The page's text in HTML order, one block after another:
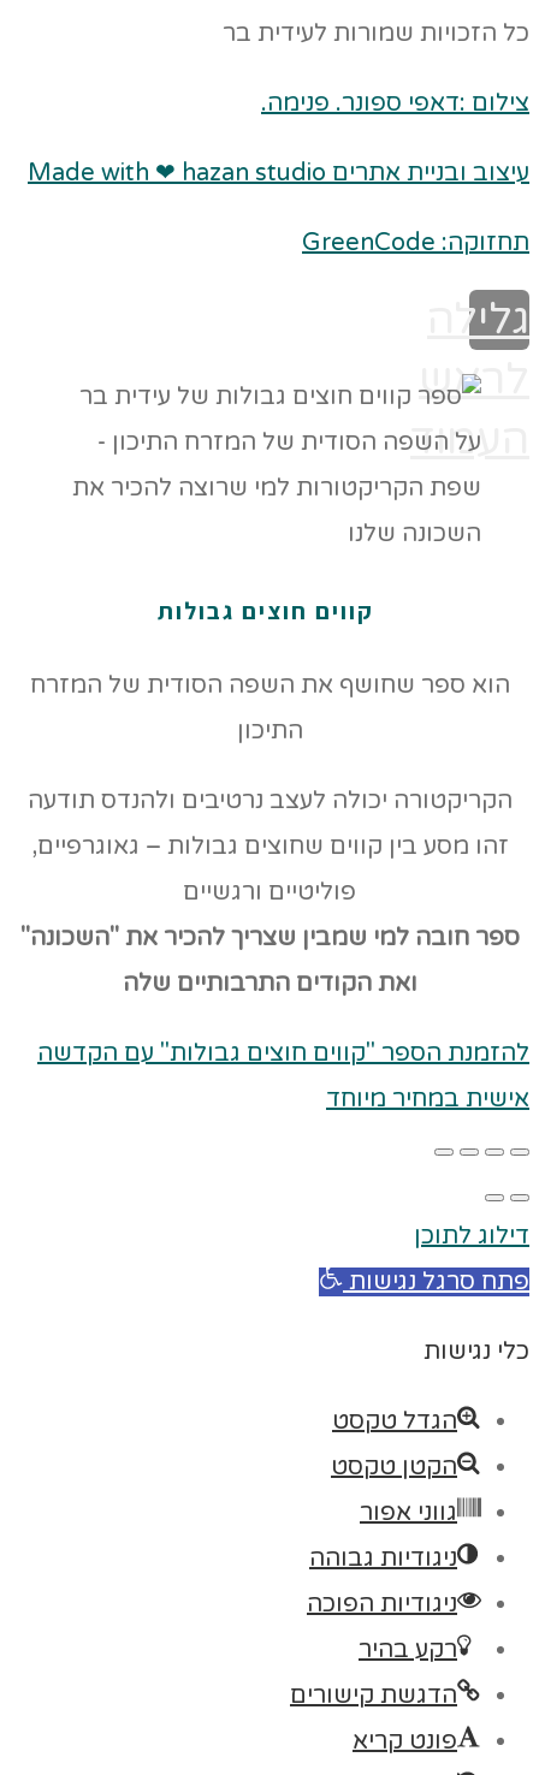
כל הזכויות שמורות לעידית בר
צילום :דאפי ספונר. פנימה.
עיצוב ובניית אתרים Made with ❤ hazan studio
תחזוקה: GreenCode
גלילה
לראש
העמוד
קווים חוצים גבולות
הוא ספר שחושף את השפה הסודית של המזרח
התיכון
הקריקטורה יכולה לעצב נרטיבים ולהנדס תודעה
זהו מסע בין קווים שחוצים גבולות – גאוגרפיים,
פוליטיים ורגשיים
ספר חובה למי שמבין שצריך להכיר את "השכונה"
ואת הקודים התרבותיים שלה
להזמנת הספר "קווים חוצים גבולות" עם הקדשה
אישית במחיר מיוחד
דילוג לתוכן
פתח סרגל נגישות
כלי נגישות
הגדל טקסט
הקטן טקסט
גווני אפור
ניגודיות גבוהה
ניגודיות הפוכה
רקע בהיר
הדגשת קישורים
פונט קריא